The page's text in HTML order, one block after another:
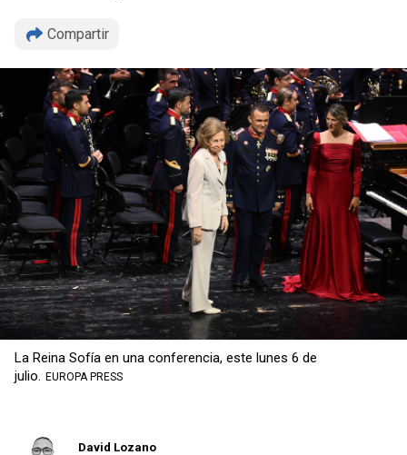
Compartir
Copiar
La Reina Sofía en una conferencia, este lunes 6 de
julio. EUROPA PRESS
David Lozano